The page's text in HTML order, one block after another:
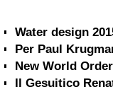
Water design
Per Paul
New World
Il Gesuitico